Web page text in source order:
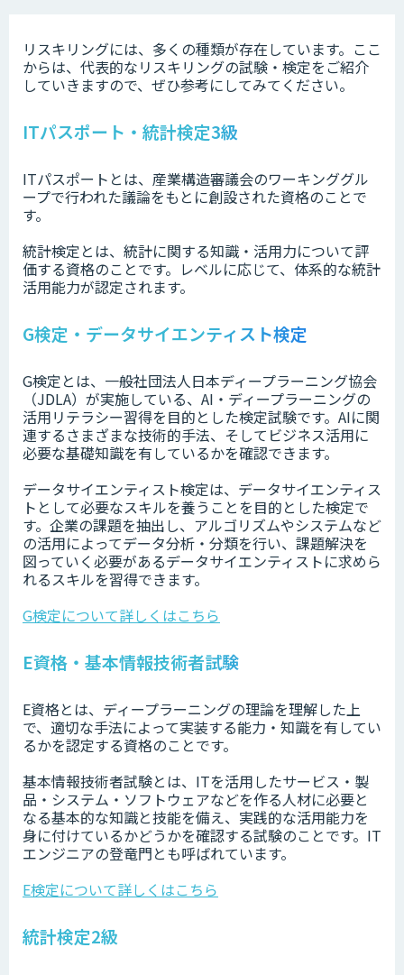
リスキリングには、多くの種類が存在しています。ここ
からは、代表的なリスキリングの試験・検定をご紹介
していきますので、ぜひ参考にしてみてください。
ITパスポート・統計検定3級
ITパスポートとは、産業構造審議会のワーキンググル
ープで行われた議論をもとに創設された資格のことで
す。
統計検定とは、統計に関する知識・活用力について評
価する資格のことです。レベルに応じて、体系的な統計
活用能力が認定されます。
G検定・データサイエンティスト検定
G検定とは、一般社団法人日本ディープラーニング協会
（JDLA）が実施している、AI・ディープラーニングの
活⽤リテラシー習得を目的とした検定試験です。AIに関
連するさまざまな技術的⼿法、そしてビジネス活⽤に
必要な基礎知識を有しているかを確認できます。
データサイエンティスト検定は、データサイエンティス
トとして必要なスキルを養うことを目的とした検定で
す。企業の課題を抽出し、アルゴリズムやシステムなど
の活用によってデータ分析・分類を行い、課題解決を
図っていく必要があるデータサイエンティストに求めら
れるスキルを習得できます。
G検定について詳しくはこちら
E資格・基本情報技術者試験
E資格とは、ディープラーニングの理論を理解した上
で、適切な手法によって実装する能力・知識を有してい
るかを認定する資格のことです。
基本情報技術者試験とは、ITを活用したサービス・製
品・システム・ソフトウェアなどを作る人材に必要と
なる基本的な知識と技能を備え、実践的な活用能力を
身に付けているかどうかを確認する試験のことです。IT
エンジニアの登竜門とも呼ばれています。
E検定について詳しくはこちら
統計検定2級